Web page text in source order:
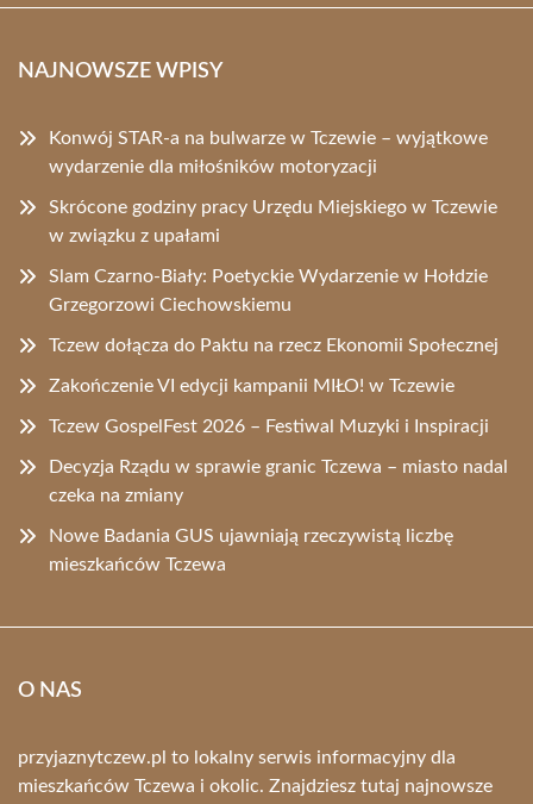
NAJNOWSZE WPISY
Konwój STAR-a na bulwarze w Tczewie – wyjątkowe
wydarzenie dla miłośników motoryzacji
Skrócone godziny pracy Urzędu Miejskiego w Tczewie
w związku z upałami
Slam Czarno-Biały: Poetyckie Wydarzenie w Hołdzie
Grzegorzowi Ciechowskiemu
Tczew dołącza do Paktu na rzecz Ekonomii Społecznej
Zakończenie VI edycji kampanii MIŁO! w Tczewie
Tczew GospelFest 2026 – Festiwal Muzyki i Inspiracji
Decyzja Rządu w sprawie granic Tczewa – miasto nadal
czeka na zmiany
Nowe Badania GUS ujawniają rzeczywistą liczbę
mieszkańców Tczewa
O NAS
przyjaznytczew.pl to lokalny serwis informacyjny dla
mieszkańców Tczewa i okolic. Znajdziesz tutaj najnowsze